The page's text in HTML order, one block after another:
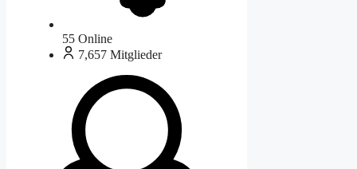
55 Online
7,657 Mitglieder